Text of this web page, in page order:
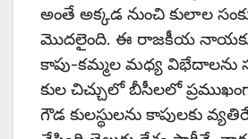
అంతే అక్కడ నుంచి కులాల
మొదలైంది. ఈ రాజకీయ
కాపు-కమ్మల మధ్య విభేదాలను
కుల చిచ్చులో బీసీలలో
గౌడ కులస్థులను కాపులకు